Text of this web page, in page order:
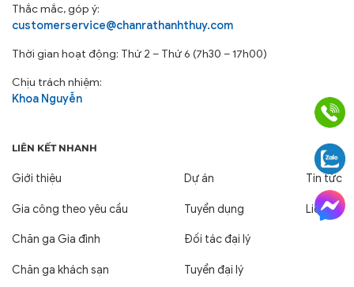
Thắc mắc, góp ý:
customerservice@chanrathanhthuy.com
Thời gian hoạt động: Thứ 2 – Thứ 6 (7h30 – 17h00)
Chịu trách nhiệm:
Khoa Nguyễn
LIÊN KẾT NHANH
Giới thiệu
Gia công theo yêu cầu
Chăn ga Gia đình
Chăn ga khách sạn
Dự án
Tuyển dụng
Đối tác đại lý
Tuyển đại lý
Tin tức
Liên hệ